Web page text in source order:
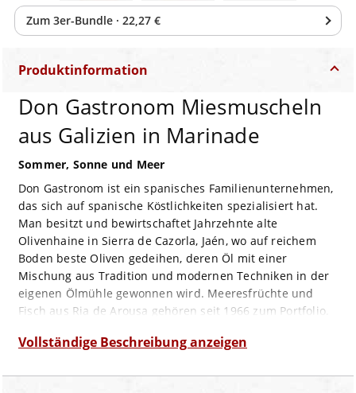
Zum 3er-Bundle · 22,27 €
Produktinformation
Don Gastronom Miesmuscheln
aus Galizien in Marinade
Sommer, Sonne und Meer
Don Gastronom ist ein spanisches Familienunternehmen,
das sich auf spanische Köstlichkeiten spezialisiert hat.
Man besitzt und bewirtschaftet Jahrzehnte alte
Olivenhaine in Sierra de Cazorla, Jaén, wo auf reichem
Boden beste Oliven gedeihen, deren Öl mit einer
Mischung aus Tradition und modernen Techniken in der
eigenen Ölmühle gewonnen wird. Meeresfrüchte und
Fisch aus Ria de Arousa gehören seit 1966 zum Portfolio.
kann der Fisch jeden Tag fangfrisch verarbeitet werden.
Vollständige Beschreibung anzeigen